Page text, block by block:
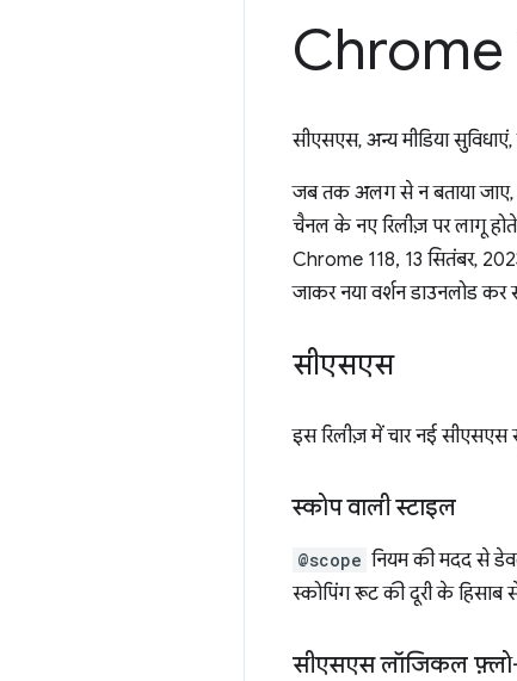
Chrome
सीएसएस, अन्य मीडिया
जब तक अलग से न बताया
चैनल के नए रिलीज़ पर लागू
Chrome 118, 13 सितंबर,
जाकर नया वर्शन डाउनलोड
सीएसएस
इस रिलीज़ में चार नई सीएसएस
स्कोप वाली स्टाइल
@scope नियम की मदद से
स्कोपिंग रूट की दूरी के हिसाब
सीएसएस लॉजिकल